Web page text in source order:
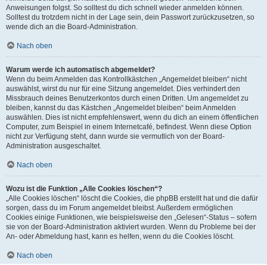
Anweisungen folgst. So solltest du dich schnell wieder anmelden können.
Solltest du trotzdem nicht in der Lage sein, dein Passwort zurückzusetzen, so
wende dich an die Board-Administration.
Nach oben
Warum werde ich automatisch abgemeldet?
Wenn du beim Anmelden das Kontrollkästchen „Angemeldet bleiben“ nicht
auswählst, wirst du nur für eine Sitzung angemeldet. Dies verhindert den
Missbrauch deines Benutzerkontos durch einen Dritten. Um angemeldet zu
bleiben, kannst du das Kästchen „Angemeldet bleiben“ beim Anmelden
auswählen. Dies ist nicht empfehlenswert, wenn du dich an einem öffentlichen
Computer, zum Beispiel in einem Internetcafé, befindest. Wenn diese Option
nicht zur Verfügung steht, dann wurde sie vermutlich von der Board-
Administration ausgeschaltet.
Nach oben
Wozu ist die Funktion „Alle Cookies löschen“?
„Alle Cookies löschen“ löscht die Cookies, die phpBB erstellt hat und die dafür
sorgen, dass du im Forum angemeldet bleibst. Außerdem ermöglichen
Cookies einige Funktionen, wie beispielsweise den „Gelesen“-Status – sofern
sie von der Board-Administration aktiviert wurden. Wenn du Probleme bei der
An- oder Abmeldung hast, kann es helfen, wenn du die Cookies löscht.
Nach oben